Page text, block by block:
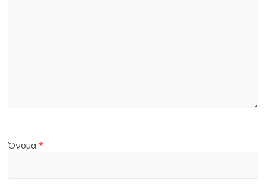
Όνομα*